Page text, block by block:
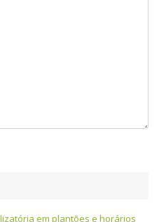
em plantões e horários